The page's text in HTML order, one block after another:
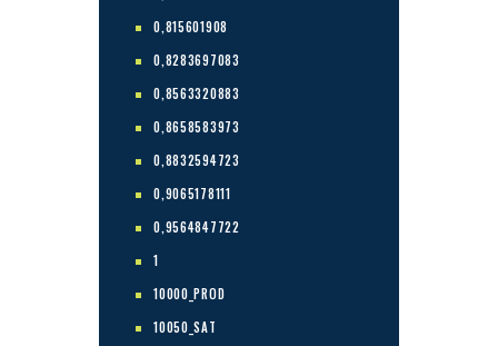
0,815601908
0,8283697083
0,8563320883
0,8658583973
0,8832594723
0,9065178111
0,9564847722
1
10000_PROD
10050_SAT